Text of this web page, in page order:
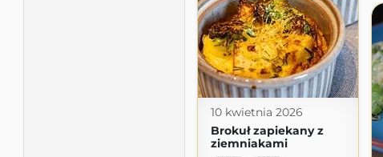
10 kwietnia 2026
Brokuł zapiekany z
ziemniakami